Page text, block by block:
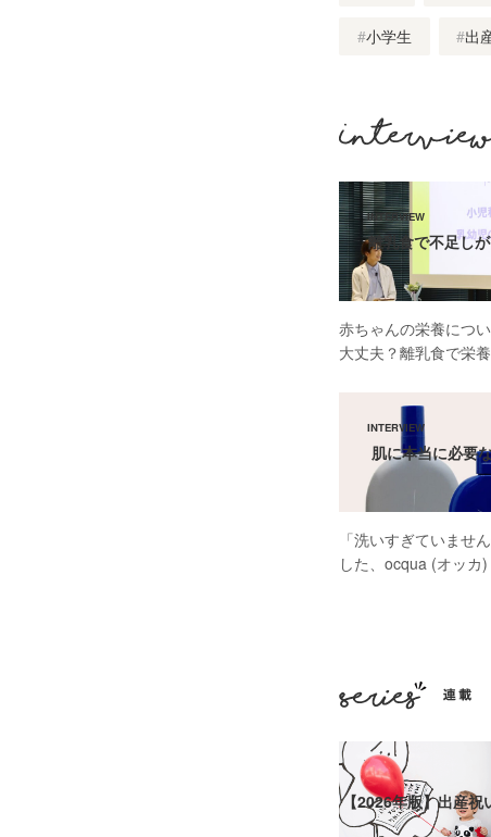
小学生 出
離乳食で不足し
赤ちゃんの栄養につ
大丈夫？離乳食で栄
感じたことがある方
か。 先日開催された
社 […]肌に本当に必要
「洗いすぎていませ
した、ocqua (オッカ
してくださったのは
【2026年版】出産祝
おしゃれなプ…